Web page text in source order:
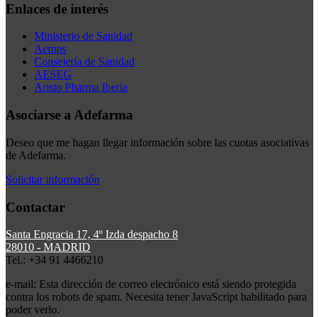
Enlaces de interés
Ministerio de Sanidad
Aemps
Consejería de Sanidad
AESEG
Aristo Pharma Iberia
Asociarse a Adefarma
Deseo que me hagan llegar información sobre las cuotas asociativas
de Adefarma.
Solicitar información
Contactar
Santa Engracia 17, 4º Izda despacho 8
28010 - MADRID
Tel.: +34 91 4466210
e-mail: Esta dirección de correo electrónico está siendo protegida
contra los robots de spam. Necesita tener JavaScript habilitado para
poder verlo.